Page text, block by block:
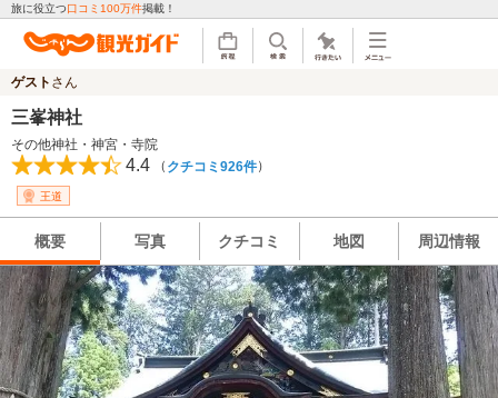
旅に役立つ口コミ100万件掲載！
ゲスト さん
三峯神社
その他神社・神宮・寺院
4.4 （ クチコミ926件）
王道
概要 写真 クチコミ 地図 周辺情報